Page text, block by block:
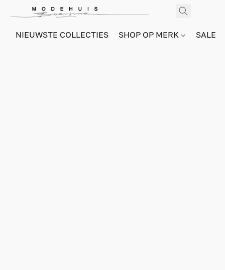
NIEUWSTE COLLECTIES SHOP OP MERK SALE